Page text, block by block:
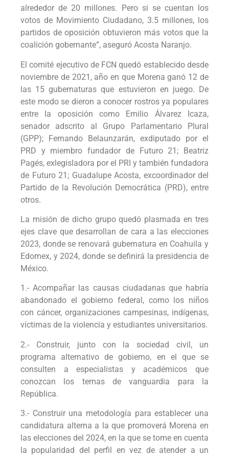
alrededor de 20 millones. Pero si se cuentan los
votos de Movimiento Ciudadano, 3.5 millones, los
partidos de oposición obtuvieron más votos que la
coalición gobernante”, aseguró Acosta Naranjo.
El comité ejecutivo de FCN quedó establecido desde
noviembre de 2021, año en que Morena ganó 12 de
las 15 gubernaturas que estuvieron en juego. De
este modo se dieron a conocer rostros ya populares
entre la oposición como Emilio Álvarez Icaza,
senador adscrito al Grupo Parlamentario Plural
(GPP); Fernando Belaunzarán, exdiputado por el
PRD y miembro fundador de Futuro 21; Beatriz
Pagés, exlegisladora por el PRI y también fundadora
de Futuro 21; Guadalupe Acosta, excoordinador del
Partido de la Revolución Democrática (PRD), entre
otros.
La misión de dicho grupo quedó plasmada en tres
ejes clave que desarrollan de cara a las elecciones
2023, donde se renovará gubernatura en Coahuila y
Edomex, y 2024, donde se definirá la presidencia de
México.
1.- Acompañar las causas ciudadanas que habría
abandonado el gobierno federal, como los niños
con cáncer, organizaciones campesinas, indígenas,
víctimas de la violencia y estudiantes universitarios.
2.- Construir, junto con la sociedad civil, un
programa alternativo de gobierno, en el que se
consulten a especialistas y académicos que
conozcan los temas de vanguardia para la
República.
3.- Construir una metodología para establecer una
candidatura alterna a la que promoverá Morena en
las elecciones del 2024, en la que se tome en cuenta
la popularidad del perfil en vez de atender a un